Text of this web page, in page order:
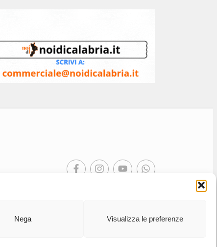
Nega Visualizza le preferenze